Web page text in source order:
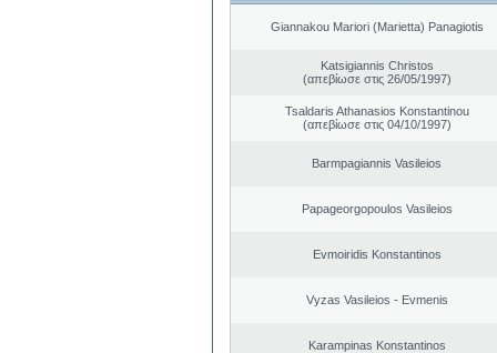
Giannakou Mariori (Marietta) Panagiotis
Katsigiannis Christos
(απεβίωσε στις 26/05/1997)
Tsaldaris Athanasios Konstantinou
(απεβίωσε στις 04/10/1997)
Barmpagiannis Vasileios
Papageorgopoulos Vasileios
Evmoiridis Konstantinos
Vyzas Vasileios - Evmenis
Karampinas Konstantinos